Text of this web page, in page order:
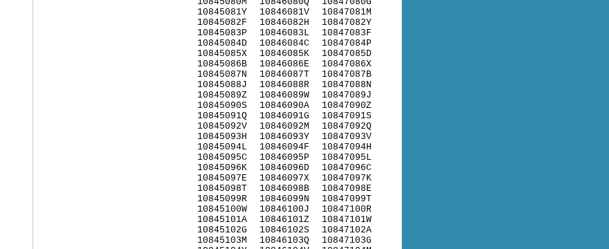
10845081Y
10845082F
10845083P
10845084D
10845085X
10845086B
10845087N
10845088J
10845089Z
10845090S
10845091Q
10845092V
10845093H
10845094L
10845095C
10845096K
10845097E
10845098T
10845099R
10845100W
10845101A
10845102G
10845103M
10846081V
10846082H
10846083L
10846084C
10846085K
10846086E
10846087T
10846088R
10846089W
10846090A
10846091G
10846092M
10846093Y
10846094F
10846095P
10846096D
10846097X
10846098B
10846099N
10846100J
10846101Z
10846102S
10846103Q
10847081M
10847082Y
10847083F
10847084P
10847085D
10847086X
10847087B
10847088N
10847089J
10847090Z
10847091S
10847092Q
10847093V
10847094H
10847095L
10847096C
10847097K
10847098E
10847099T
10847100R
10847101W
10847102A
10847103G